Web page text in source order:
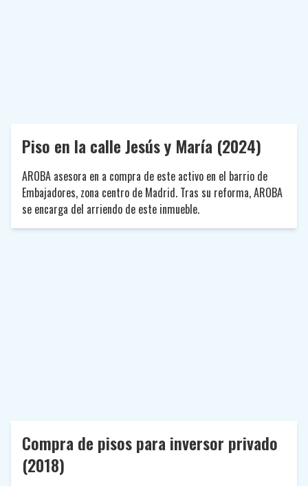
Piso en la calle Jesús y María (2024)
AROBA asesora en a compra de este activo en el barrio de
Embajadores, zona centro de Madrid. Tras su reforma, AROBA
se encarga del arriendo de este inmueble.
Compra de pisos para inversor privado
(2018)